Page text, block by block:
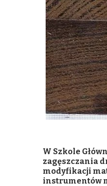
W Szkole
zagęszczania
modyfikacji
instrumentów